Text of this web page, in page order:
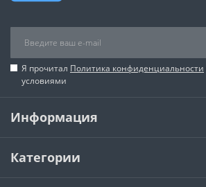
Я прочитал Политика конфиденциальности
условиями
Информация
Категории